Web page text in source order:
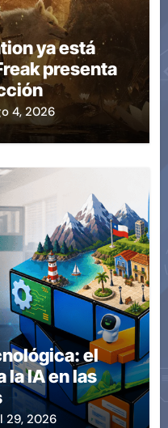
ya está
presenta
4, 2026
el
la IA en las
29, 2026